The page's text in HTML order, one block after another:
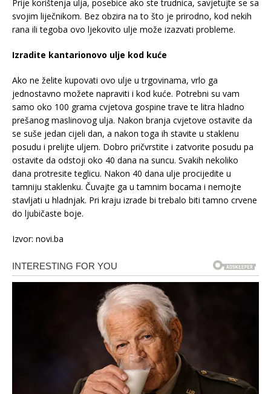
Prije korištenja ulja, posebice ako ste trudnica, savjetujte se sa
svojim liječnikom. Bez obzira na to što je prirodno, kod nekih
rana ili tegoba ovo ljekovito ulje može izazvati probleme.
Izradite kantarionovo ulje kod kuće
Ako ne želite kupovati ovo ulje u trgovinama, vrlo ga
jednostavno možete napraviti i kod kuće. Potrebni su vam
samo oko 100 grama cvjetova gospine trave te litra hladno
prešanog maslinovog ulja. Nakon branja cvjetove ostavite da
se suše jedan cijeli dan, a nakon toga ih stavite u staklenu
posudu i prelijte uljem. Dobro pričvrstite i zatvorite posudu pa
ostavite da odstoji oko 40 dana na suncu. Svakih nekoliko
dana protresite teglicu. Nakon 40 dana ulje procijedite u
tamniju staklenku. Čuvajte ga u tamnim bocama i nemojte
stavljati u hladnjak. Pri kraju izrade bi trebalo biti tamno crvene
do ljubičaste boje.
Izvor: novi.ba